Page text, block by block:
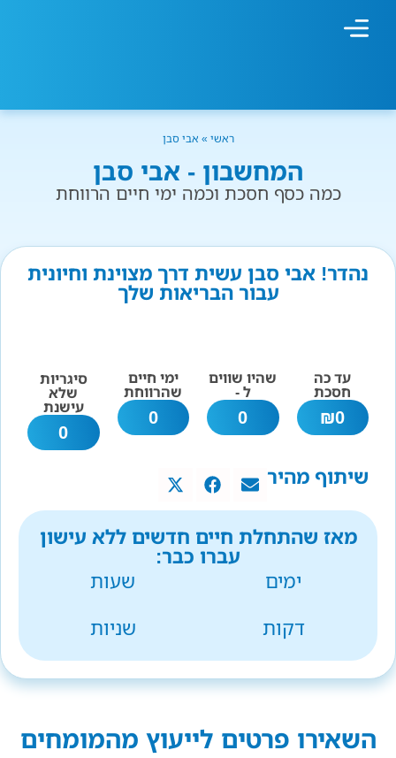
ראשי » אבי סבן
המחשבון - אבי סבן
כמה כסף חסכת וכמה ימי חיים הרווחת
נהדר! אבי סבן עשית דרך מצוינת וחיונית
עבור הבריאות שלך
עד כה
חסכת
0
₪
שהיו שווים
ל -
0
ימי חיים
שהרווחת
0
סיגריות
שלא
עישנת
0
שיתוף מהיר
מאז שהתחלת חיים חדשים ללא עישון
עברו כבר:
ימים
שעות
דקות שניות
השאירו פרטים לייעוץ מהמומחים